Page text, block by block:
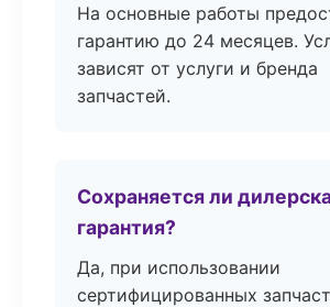
На основные работы
гарантию до 24 месяцев.
зависят от услуги и бренда
запчастей.
Сохраняется ли
гарантия?
Да, при использовании
сертифицированных